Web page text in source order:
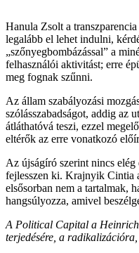
Hanula Zsolt a
legalább el lehet indulni,
„szőnyegbombázással” a
felhasználói aktivitást; erre
meg fognak szűnni.
Az állam szabályozási
szólásszabadságot, addig az
átláthatóvá teszi, ezzel
eltérők az erre vonatkozó
Az újságíró szerint nincs
fejlesszen ki. Krajnyik Cintia
elsősorban nem a tartalmak,
hangsúlyozza, amivel
A Political Capital a Heinrich
terjedésére, a